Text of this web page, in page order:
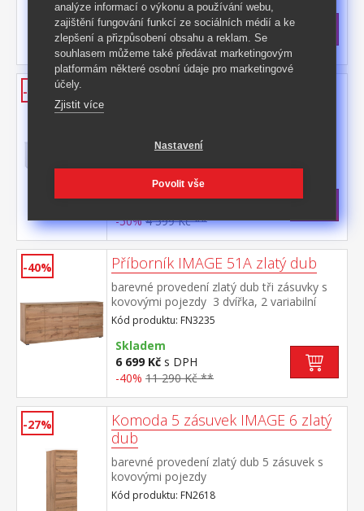
Skladem>5 ks
3 699 Kčs DPH
-43% 6 599 Kč **
-50%
Skladem>5 ks
-50% 4 599 Kč **
-40% Příborník IMAGE 51A zlatý dub
barevné provedení zlatý dub tři zásuvky s
kovovými pojezdy 3 dvířka, 2 variabilní
police
Kód produktu: FN3235
Skladem
6 699 Kč s DPH
-40% 11 290 Kč **
-27%
Komoda 5 zásuvek IMAGE 6 zlatý
dub
barevné provedení zlatý dub 5 zásuvek s
kovovými pojezdy
Kód produktu: FN2618
analýze informací o výkonu a používání webu,
zajištění fungování funkcí ze sociálních médií a ke
zlepšení a přizpůsobení obsahu a reklam. Se
souhlasem můžeme také předávat marketingovým
platformám některé osobní údaje pro marketingové
účely.
Zjistit více
Nastavení
Povolit vše